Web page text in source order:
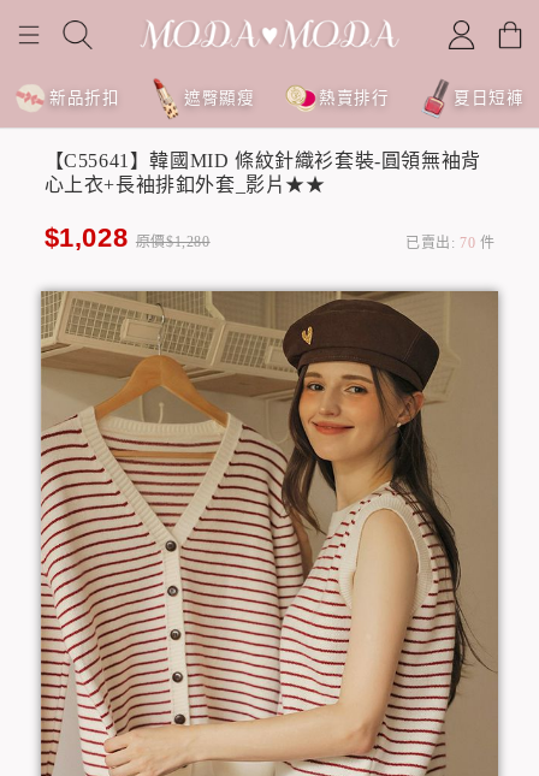
新品折扣 遮臀顯瘦 熱賣排行 夏日短褲
【C55641】韓國MID 條紋針織衫套裝-圓領無袖背
心上衣+長袖排釦外套_影片★★
$1,028 原價$1,280 已賣出: 70 件